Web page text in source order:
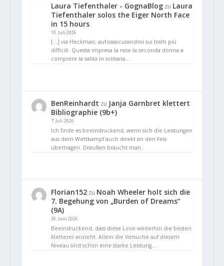
Laura Tiefenthaler - GognaBlogzu Laura
Tiefenthaler solos the Eiger North Face
in 15 hours
10. Juli 2026
[…] via Heckmair, autoassicurandosi sui tratti più
difficili. Questa impresa la rese la seconda donna a
compiere la salita in solitaria…
BenReinhardt zu Janja Garnbret klettert
Bibliographie (9b+)
7. Juli 2026
Ich finde es beeindruckend, wenn sich die Leistungen
aus dem Wettkampf auch direkt an den Fels
übertragen. Draußen braucht man…
Florian152zu Noah Wheeler holt sich die
7. Begehung von „Burden of Dreams“
(9A)
26. Juni 2026
Beeindruckend, dass diese Linie weiterhin die besten
Kletterer anzieht. Allein die Versuche auf diesem
Niveau sind schon eine starke Leistung.…